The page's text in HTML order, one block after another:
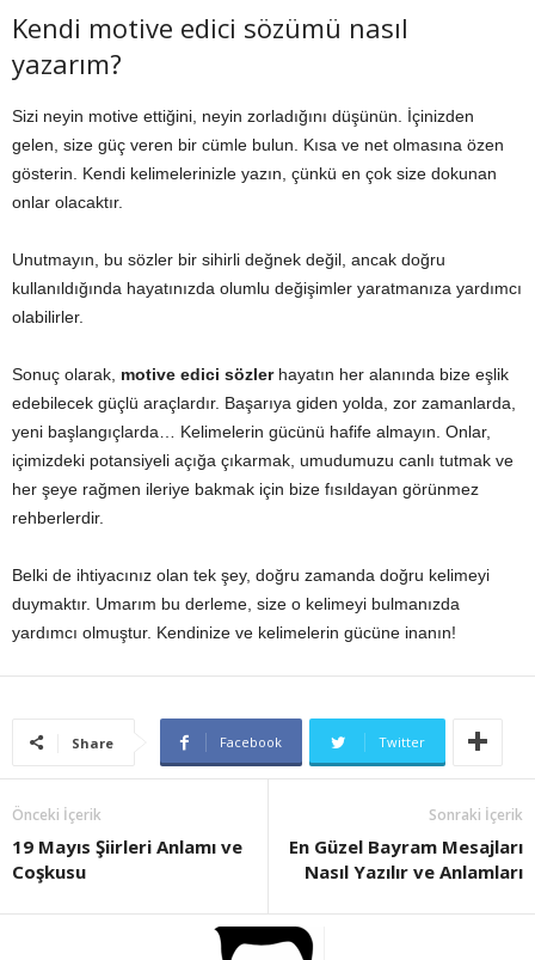
Kendi motive edici sözümü nasıl
yazarım?
Sizi neyin motive ettiğini, neyin zorladığını düşünün. İçinizden
gelen, size güç veren bir cümle bulun. Kısa ve net olmasına özen
gösterin. Kendi kelimelerinizle yazın, çünkü en çok size dokunan
onlar olacaktır.
Unutmayın, bu sözler bir sihirli değnek değil, ancak doğru
kullanıldığında hayatınızda olumlu değişimler yaratmanıza yardımcı
olabilirler.
Sonuç olarak, motive edici sözlerhayatın her alanında bize eşlik
edebilecek güçlü araçlardır. Başarıya giden yolda, zor zamanlarda,
yeni başlangıçlarda… Kelimelerin gücünü hafife almayın. Onlar,
içimizdeki potansiyeli açığa çıkarmak, umudumuzu canlı tutmak ve
her şeye rağmen ileriye bakmak için bize fısıldayan görünmez
rehberlerdir.
Belki de ihtiyacınız olan tek şey, doğru zamanda doğru kelimeyi
duymaktır. Umarım bu derleme, size o kelimeyi bulmanızda
yardımcı olmuştur. Kendinize ve kelimelerin gücüne inanın!
Share Facebook Twitter
Önceki İçerik
19 Mayıs Şiirleri Anlamı ve
Coşkusu
Sonraki İçerik
En Güzel Bayram Mesajları
Nasıl Yazılır ve Anlamları